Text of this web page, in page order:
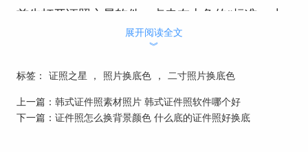
首先打开证照之星软件，点击左上角的“标准一寸
制作”打开证件照大小设置界面，然后点击“更
改”，设置二寸证件照的尺寸大小数值，接着点
就是二寸大小的了。尺寸数值如图一所示。
展开阅读全文
︾
标签： 证照之星 ， 照片换底色 ， 二寸照片换底色
上一篇： 韩式证件照素材照片 韩式证件照软件哪个好
下一篇： 证件照怎么换背景颜色 什么底的证件照好换底